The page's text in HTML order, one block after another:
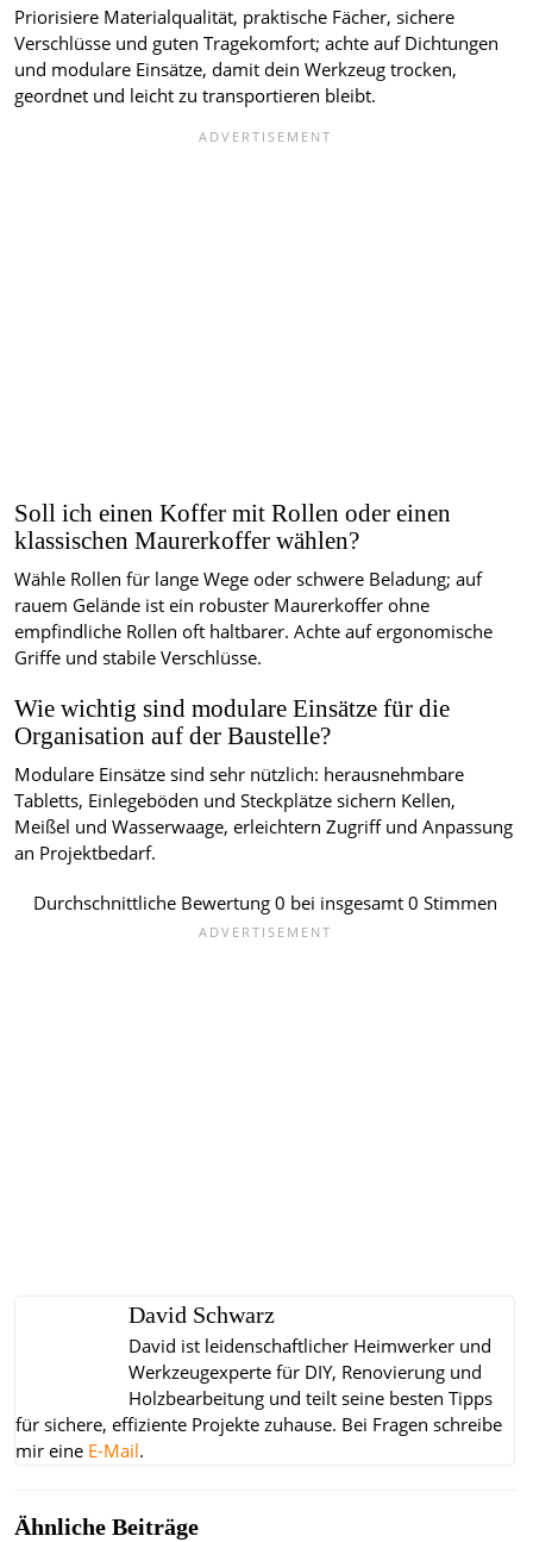
Priorisiere Materialqualität, praktische Fächer, sichere
Verschlüsse und guten Tragekomfort; achte auf Dichtungen
und modulare Einsätze, damit dein Werkzeug trocken,
geordnet und leicht zu transportieren bleibt.
Soll ich einen Koffer mit Rollen oder einen
klassischen Maurerkoffer wählen?
Wähle Rollen für lange Wege oder schwere Beladung; auf
rauem Gelände ist ein robuster Maurerkoffer ohne
empfindliche Rollen oft haltbarer. Achte auf ergonomische
Griffe und stabile Verschlüsse.
Wie wichtig sind modulare Einsätze für die
Organisation auf der Baustelle?
Modulare Einsätze sind sehr nützlich: herausnehmbare
Tabletts, Einlegeböden und Steckplätze sichern Kellen,
Meißel und Wasserwaage, erleichtern Zugriff und Anpassung
an Projektbedarf.
Durchschnittliche Bewertung0 bei insgesamt0 Stimmen
David Schwarz
David ist leidenschaftlicher Heimwerker und
Werkzeugexperte für DIY, Renovierung und
Holzbearbeitung und teilt seine besten Tipps
für sichere, effiziente Projekte zuhause. Bei Fragen schreibe
mir eine E-Mail.
Ähnliche Beiträge